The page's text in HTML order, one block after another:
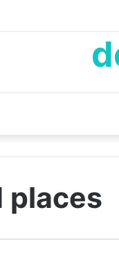
places